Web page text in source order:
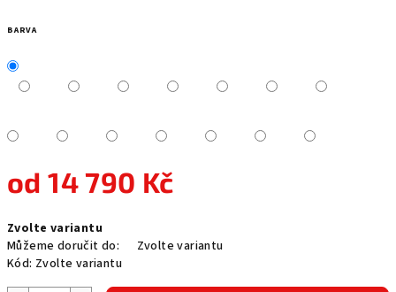
BARVA
od14 790 Kč
cena:
Zvolte variantu
Můžeme doručit do:
Zvolte variantu
Kód: Zvolte variantu